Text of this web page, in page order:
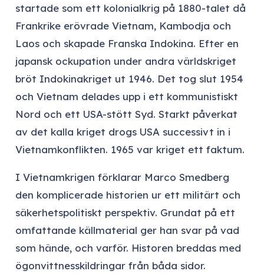
startade som ett kolonialkrig på 1880-talet då
Frankrike erövrade Vietnam, Kambodja och
Laos och skapade Franska Indokina. Efter en
japansk ockupation under andra världskriget
bröt Indokinakriget ut 1946. Det tog slut 1954
och Vietnam delades upp i ett kommunistiskt
Nord och ett USA-stött Syd. Starkt påverkat
av det kalla kriget drogs USA successivt in i
Vietnamkonflikten. 1965 var kriget ett faktum.
I Vietnamkrigen förklarar Marco Smedberg
den komplicerade historien ur ett militärt och
säkerhetspolitiskt perspektiv. Grundat på ett
omfattande källmaterial ger han svar på vad
som hände, och varför. Historen breddas med
ögonvittnesskildringar från båda sidor.